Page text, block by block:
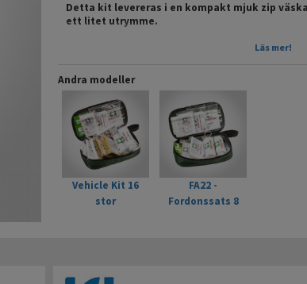
Detta kit levereras i en kompakt mjuk zip
ett litet utrymme.
Artikelnr: FA21GNR
EAN: 5036108256334
Mer om produkten finns på portwest.com
Läs mer!
Andra modeller
Vehicle Kit 16
stor
FA22 -
Fordonssats 8